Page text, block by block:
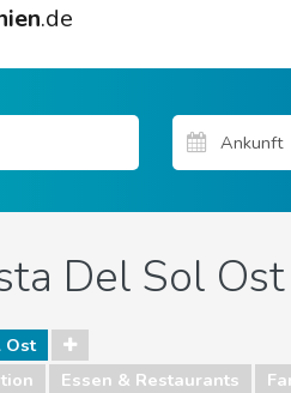
.de
Del Sol Ost
Ost
Essen & Restaurants